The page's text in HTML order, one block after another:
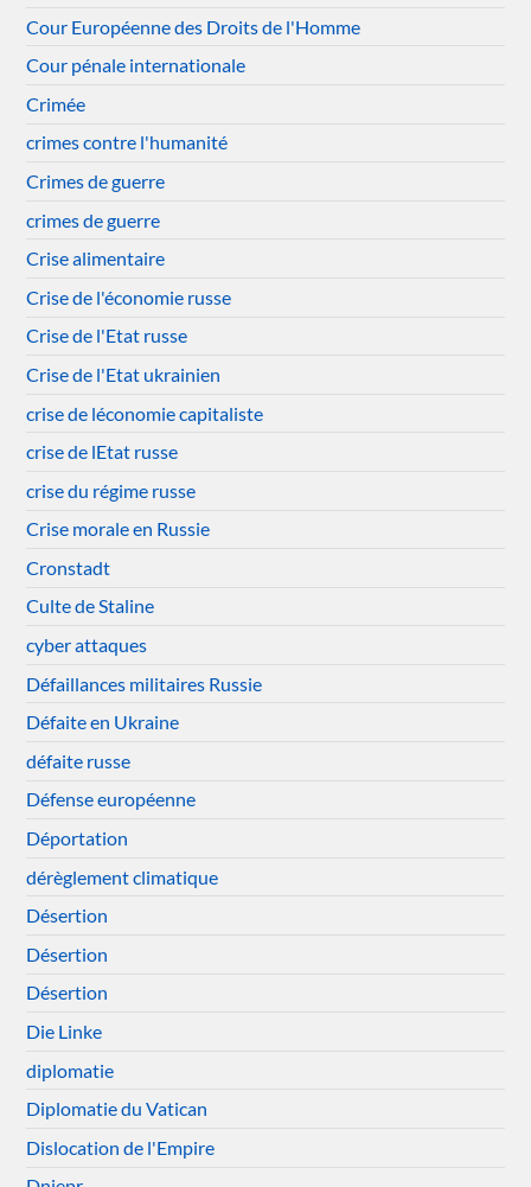
Cour Européenne des Droits de l'Homme
Cour pénale internationale
Crimée
crimes contre l'humanité
Crimes de guerre
crimes de guerre
Crise alimentaire
Crise de l'économie russe
Crise de l'Etat russe
Crise de l'Etat ukrainien
crise de léconomie capitaliste
crise de lEtat russe
crise du régime russe
Crise morale en Russie
Cronstadt
Culte de Staline
cyber attaques
Défaillances militaires Russie
Défaite en Ukraine
défaite russe
Défense européenne
Déportation
dérèglement climatique
Désertion
Désertion
Désertion
Die Linke
diplomatie
Diplomatie du Vatican
Dislocation de l'Empire